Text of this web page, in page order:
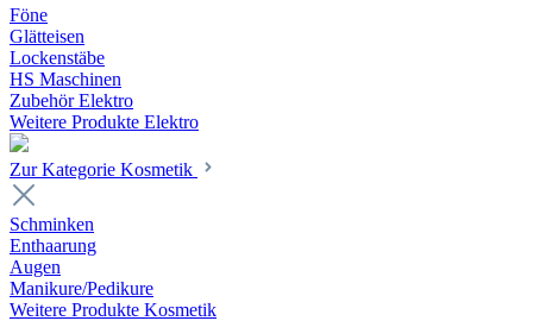
Föne
Glätteisen
Lockenstäbe
HS Maschinen
Zubehör Elektro
Weitere Produkte Elektro
Zur Kategorie Kosmetik
Schminken
Enthaarung
Augen
Manikure/Pedikure
Weitere Produkte Kosmetik